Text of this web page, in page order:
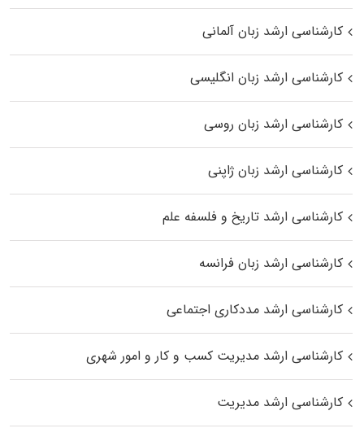
کارشناسی ارشد زبان آلمانی
کارشناسی ارشد زبان انگلیسی
کارشناسی ارشد زبان روسی
کارشناسی ارشد زبان ژاپنی
کارشناسی ارشد تاریخ و فلسفه علم
کارشناسی ارشد زبان فرانسه
کارشناسی ارشد مددکاری اجتماعی
کارشناسی ارشد مدیریت کسب و کار و امور شهری
کارشناسی ارشد مدیریت